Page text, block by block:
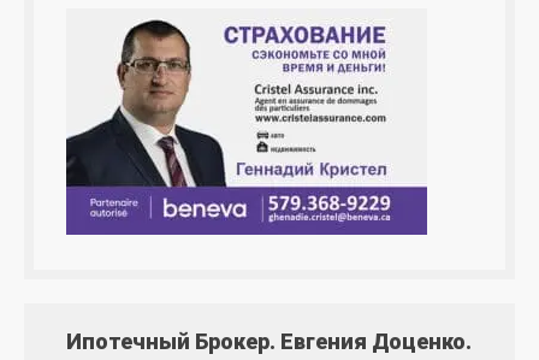
Ипотечный Брокер. Евгения Доценко.